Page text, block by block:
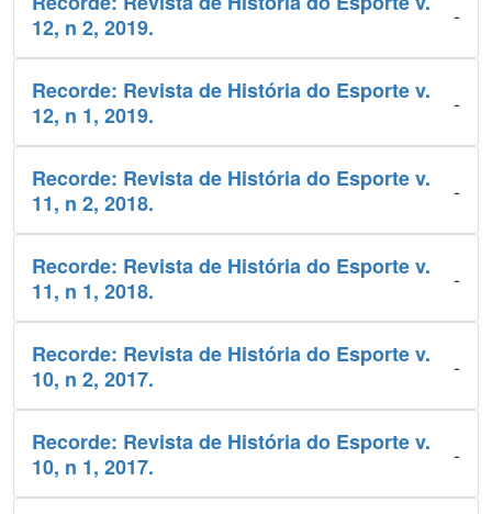
12, n 2, 2019.
-
Recorde: Revista de História do Esporte v.
12, n 1, 2019.
-
Recorde: Revista de História do Esporte v.
11, n 2, 2018.
-
Recorde: Revista de História do Esporte v.
11, n 1, 2018.
-
Recorde: Revista de História do Esporte v.
10, n 2, 2017.
-
Recorde: Revista de História do Esporte v.
10, n 1, 2017.
-